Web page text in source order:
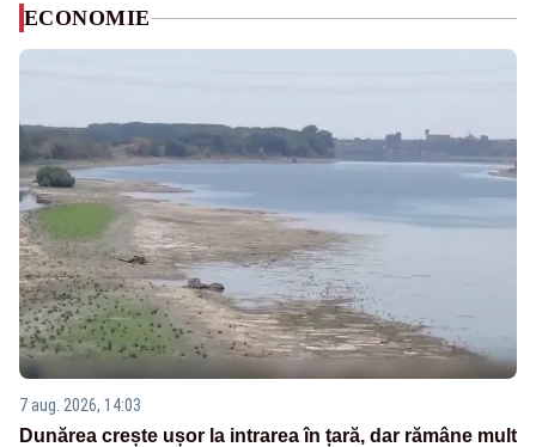
ECONOMIE
7 aug. 2026, 14:03
Dunărea crește ușor la intrarea în țară, dar rămâne mult